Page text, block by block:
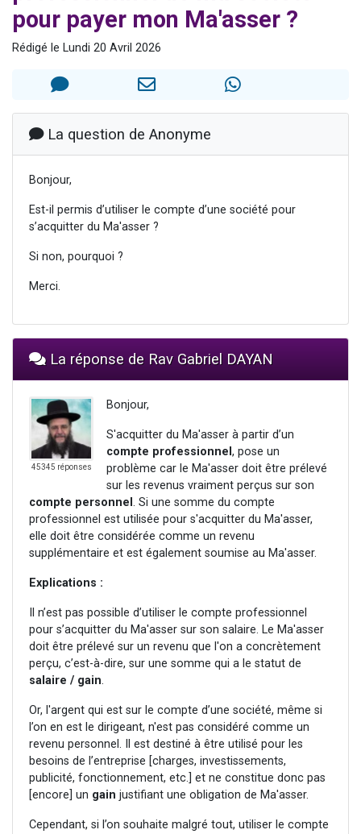
Il reste 49 places pour étudier en groupe sur Zoom
2 personnes viennent de nous rejoindre sur WhatsApp
pour payer mon Ma'asser ?
Rédigé le Lundi 20 Avril 2026
La question de Anonyme
Bonjour,
Est-il permis d’utiliser le compte d’une société pour
s’acquitter du Ma'asser ?
Si non, pourquoi ?
Merci.
La réponse de Rav Gabriel DAYAN
45345 réponses
Bonjour,
S'acquitter du Ma'asser à partir d’un
compte professionnel, pose un
problème car le Ma'asser doit être prélevé
sur les revenus vraiment perçus sur son
compte personnel. Si une somme du compte
professionnel est utilisée pour s'acquitter du Ma'asser,
elle doit être considérée comme un revenu
supplémentaire et est également soumise au Ma'asser.
Explications :
Il n’est pas possible d’utiliser le compte professionnel
pour s’acquitter du Ma'asser sur son salaire. Le Ma'asser
doit être prélevé sur un revenu que l'on a concrètement
perçu, c’est-à-dire, sur une somme qui a le statut de
salaire / gain.
Or, l'argent qui est sur le compte d’une société, même si
l’on en est le dirigeant, n'est pas considéré comme un
revenu personnel. Il est destiné à être utilisé pour les
besoins de l’entreprise [charges, investissements,
publicité, fonctionnement, etc.] et ne constitue donc pas
[encore] un gain justifiant une obligation de Ma'asser.
Cependant, si l’on souhaite malgré tout, utiliser le compte